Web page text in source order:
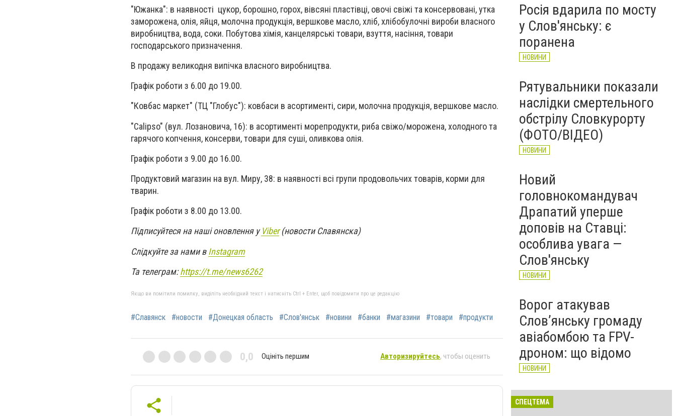
"Южанка": в наявності цукор, борошно, горох, вівсяні пластівці, овочі свіжі та консервовані, утка
заморожена, олія, яйця, молочна продукція, вершкове масло, хліб, хлібобулочні вироби власного
виробництва, вода, соки. Побутова хімія, канцелярські товари, взуття, насіння, товари
господарського призначення.
В продажу великодня випічка власного виробництва.
Графік роботи з 6.00 до 19.00.
"Ковбас маркет" (ТЦ "Глобус"): ковбаси в асортименті, сири, молочна продукція, вершкове масло.
"Calipso" (вул. Лозановича, 16): в асортименті морепродукти, риба свіжо/морожена, холодного та
гарячого копчення, консерви, товари для суші, оливкова олія.
Графік роботи з 9.00 до 16.00.
Продуктовий магазин на вул. Миру, 38: в наявності всі групи продовольчих товарів, корми для
тварин.
Графік роботи з 8.00 до 13.00.
Підписуйтеся на наші оновлення уViber(новости Славянска)
Слідкуйте за нами вInstagram
Та телеграм:https://t.me/news6262
Якщо ви помітили помилку, виділіть необхідний текст і натисніть Ctrl + Enter, щоб повідомити про це редакцію
#Славянск #новости #Донецкая область #Слов'янськ #новини #банки #магазини #товари #продукти
0,0 Оцініть першим Авторизируйтесь, чтобы оценить
Росія вдарила по мосту
у Слов'янську: є
поранена
НОВИНИ
Рятувальники показали
наслідки смертельного
обстрілу Словкурорту
(ФОТО/ВІДЕО)
НОВИНИ
Новий
головнокомандувач
Драпатий уперше
доповів на Ставці:
особлива увага —
Слов'янську
НОВИНИ
Ворог атакував
Слов’янську громаду
авіабомбою та FPV-
дроном: що відомо
НОВИНИ
СПЕЦТЕМА